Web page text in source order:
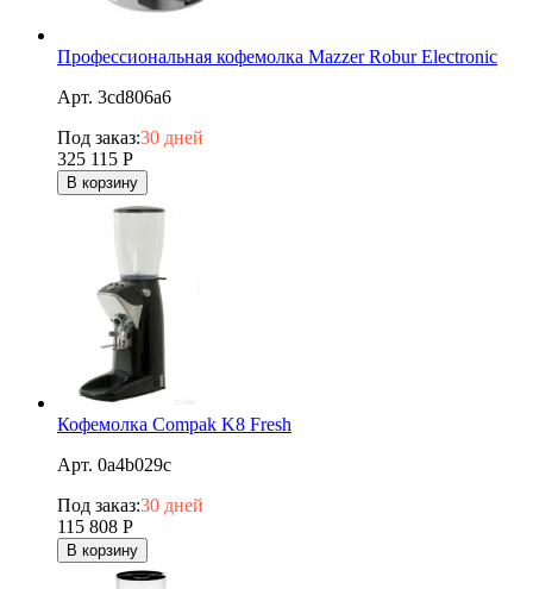
Профессиональная кофемолка Mazzer Robur Electronic
Арт. 3cd806a6
Под заказ:30 дней
325 115 Р
В корзину
Кофемолка Compak K8 Fresh
Арт. 0a4b029c
Под заказ:30 дней
115 808 Р
В корзину